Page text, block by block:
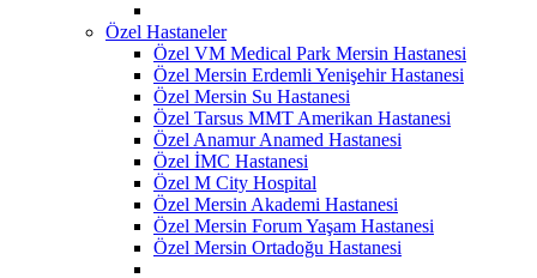
Özel Hastaneler
Özel VM Medical Park Mersin Hastanesi
Özel Mersin Erdemli Yenişehir Hastanesi
Özel Mersin Su Hastanesi
Özel Tarsus MMT Amerikan Hastanesi
Özel Anamur Anamed Hastanesi
Özel İMC Hastanesi
Özel M City Hospital
Özel Mersin Akademi Hastanesi
Özel Mersin Forum Yaşam Hastanesi
Özel Mersin Ortadoğu Hastanesi